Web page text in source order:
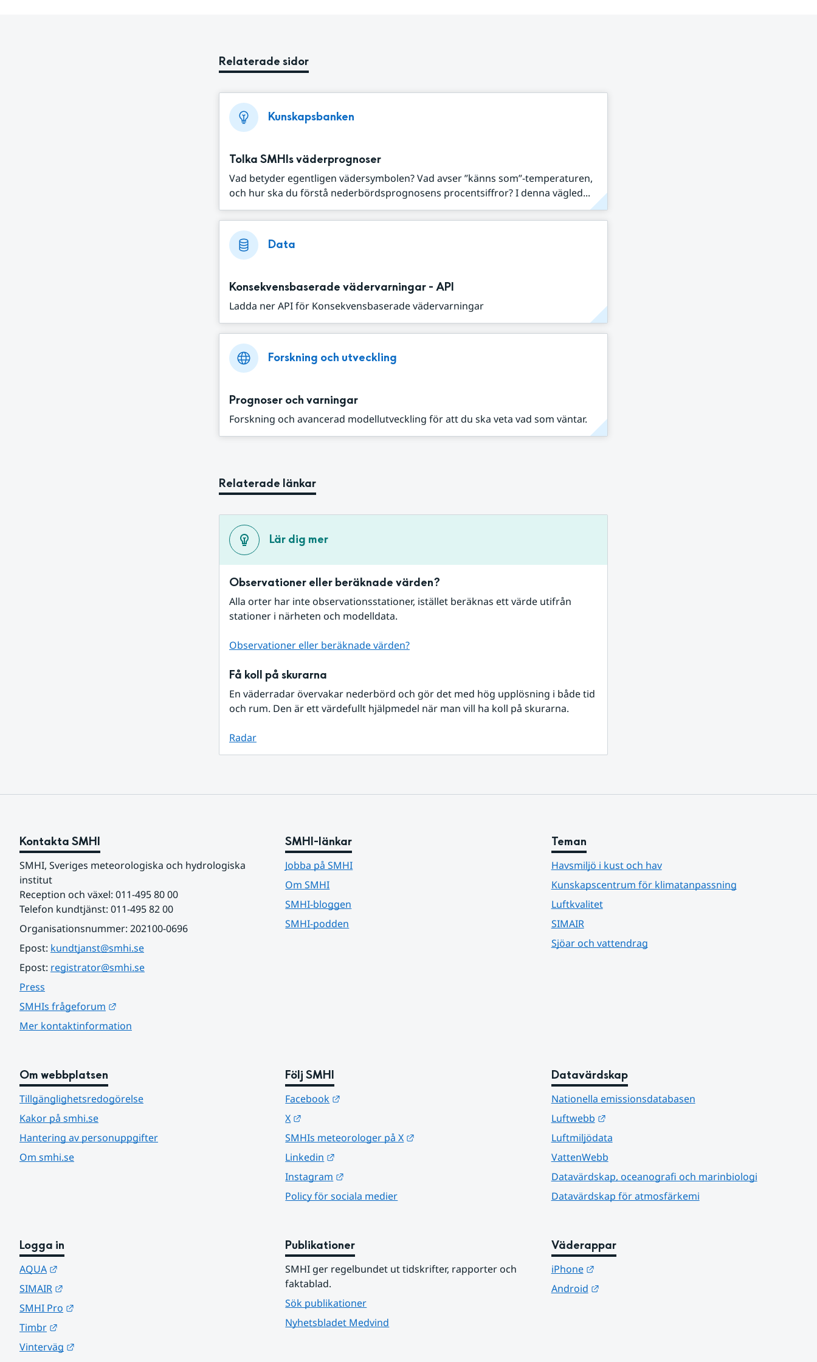
Relaterade sidor
Kunskapsbanken
Tolka SMHIs väderprognoser
Vad betyder egentligen vädersymbolen? Vad avser ”känns som”-temperaturen,
och hur ska du förstå nederbördsprognosens procentsiffror? I denna vägled...
Data
Konsekvensbaserade vädervarningar - API
Ladda ner API för Konsekvensbaserade vädervarningar
Forskning och utveckling
Prognoser och varningar
Forskning och avancerad modellutveckling för att du ska veta vad som väntar.
Relaterade länkar
Lär dig mer
Observationer eller beräknade värden?
Alla orter har inte observationsstationer, istället beräknas ett värde utifrån
stationer i närheten och modelldata.
Observationer eller beräknade värden?
Få koll på skurarna
En väderradar övervakar nederbörd och gör det med hög upplösning i både tid
och rum. Den är ett värdefullt hjälpmedel när man vill ha koll på skurarna.
Radar
Kontakta SMHI
SMHI, Sveriges meteorologiska och hydrologiska
institut
Reception och växel: 011-495 80 00
Telefon kundtjänst: 011-495 82 00
Organisationsnummer: 202100-0696
Epost: kundtjanst@smhi.se
Epost: registrator@smhi.se
Press
SMHIs frågeforum
Mer kontaktinformation
SMHI-länkar
Jobba på SMHI
Om SMHI
SMHI-bloggen
SMHI-podden
Teman
Havsmiljö i kust och hav
Kunskapscentrum för klimatanpassning
Luftkvalitet
SIMAIR
Sjöar och vattendrag
Om webbplatsen
Tillgänglighetsredogörelse
Kakor på smhi.se
Hantering av personuppgifter
Om smhi.se
Följ SMHI
Facebook
X
SMHIs meteorologer på X
Linkedin
Instagram
Policy för sociala medier
Datavärdskap
Nationella emissionsdatabasen
Luftwebb
Länk till annan webbplats.
Luftmiljödata
VattenWebb
Datavärdskap, oceanografi och marinbiologi
Datavärdskap för atmosfärkemi
Logga in
AQUA
SIMAIR
SMHI Pro
Timbr
Vinterväg
Publikationer
SMHI ger regelbundet ut tidskrifter, rapporter och
faktablad.
Sök publikationer
Nyhetsbladet Medvind
Väderappar
iPhone
Länk till annan webbplats.
Android
Länk till annan webbplats.